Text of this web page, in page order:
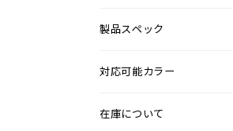
製品スペック
対応可能カラー
在庫について